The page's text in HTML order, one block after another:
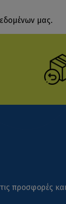
μας.
προσφορές